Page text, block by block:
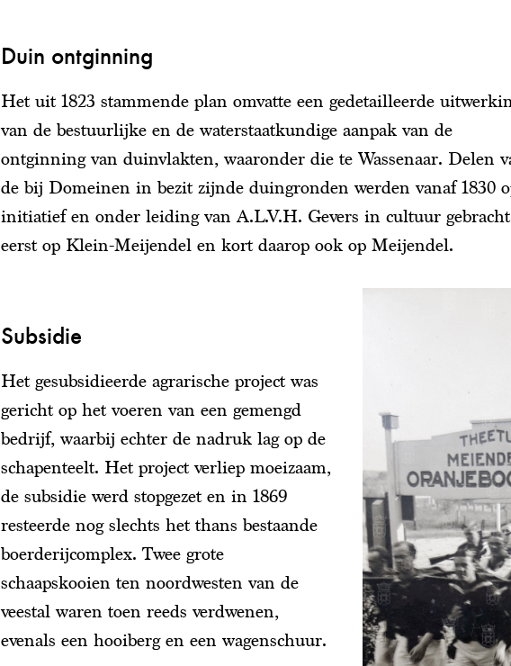
Duin ontginning
Het uit 1823 stammende plan omvatte een gedetailleerde
van de bestuurlijke en de waterstaatkundige aanpak van de
ontginning van duinvlakten, waaronder die te Wassenaar. Delen
de bij Domeinen in bezit zijnde duingronden werden vanaf 1830
initiatief en onder leiding van A.L.V.H. Gevers in cultuur
eerst op Klein-Meijendel en kort daarop ook op Meijendel.
Subsidie
Het gesubsidieerde agrarische project was
gericht op het voeren van een gemengd
bedrijf, waarbij echter de nadruk lag op de
schapenteelt. Het project verliep moeizaam,
de subsidie werd stopgezet en in 1869
resteerde nog slechts het thans bestaande
boerderijcomplex. Twee grote
schaapskooien ten noordwesten van de
veestal waren toen reeds verdwenen,
evenals een hooiberg en een wagenschuur.